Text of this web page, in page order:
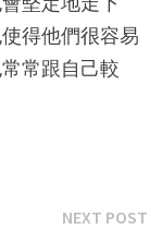
得他們很容易
常跟自己較
NEXT POST